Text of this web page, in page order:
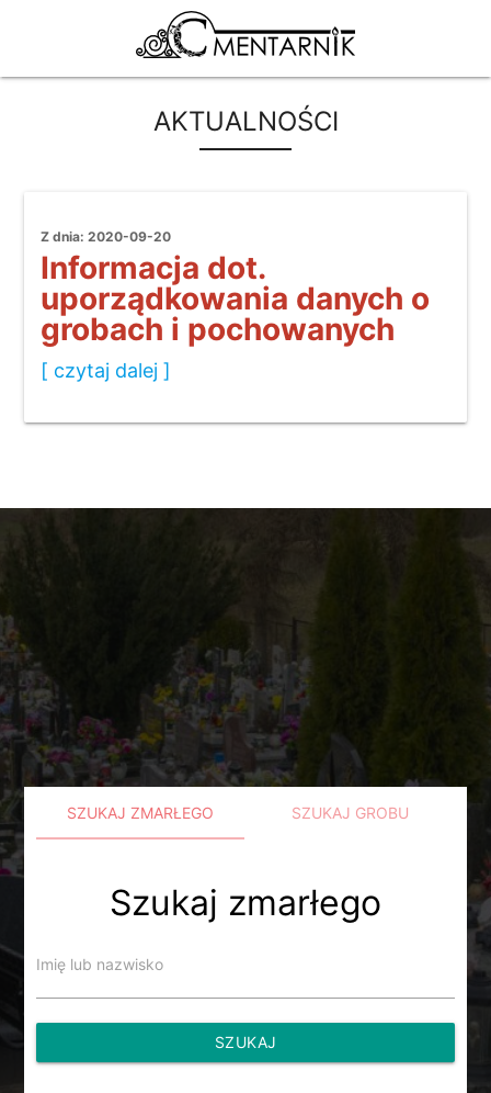
AKTUALNOŚCI
Z dnia: 2020-09-20
Informacja dot.
uporządkowania danych o
grobach i pochowanych
[ czytaj dalej ]
SZUKAJ ZMARŁEGO SZUKAJ GROBU
Szukaj zmarłego
Imię lub nazwisko
SZUKAJ